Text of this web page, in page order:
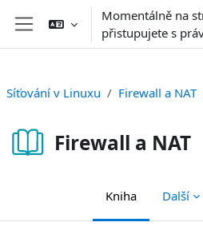
Přejít k hlavnímu obsahu
Boční panel
Momentálně na
přistupujete s
Síťování v Linuxu Firewall a NAT
Firewall a NAT
Kniha Další